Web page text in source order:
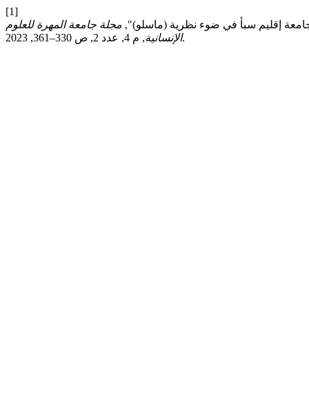
[1]
إقليم سبأ في ضوء نظرية (ماسلو)", مجلة جامعة المهرة للعلوم
الإنسانية, م 4, عدد 2, ص 330–361, 2023.